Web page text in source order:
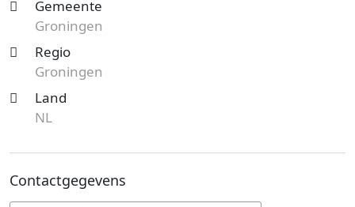
Gemeente
Groningen
Regio
Groningen
Land
NL
Contactgegevens